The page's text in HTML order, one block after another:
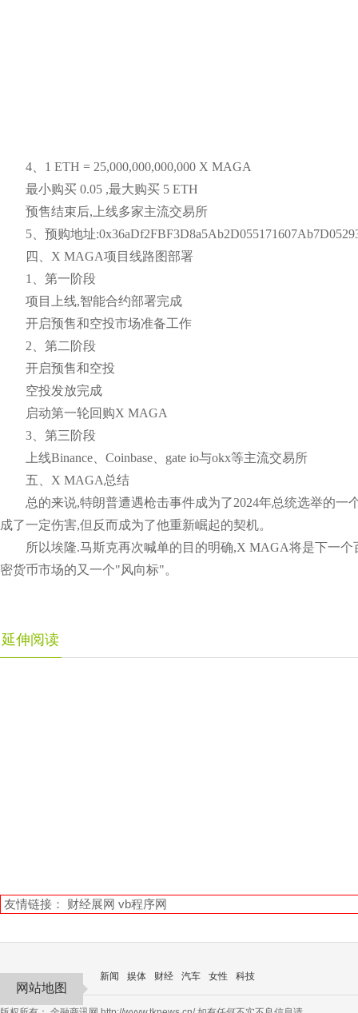
4、1 ETH = 25,000,000,000,000 X MAGA
最小购买 0.05 ,最大购买 5 ETH
预售结束后,上线多家主流交易所
5、预购地址
四、X MAGA项目线路图部署
1、第一阶段
项目上线,智能合约部署完成
开启预售和空投市场准备工作
2、第二阶段
开启预售和空投
空投发放完成
启动第一轮回购X MAGA
3、第三阶段
上线Binance、Coinbase、gate io与okx等主流交易所
五、X MAGA总结
总的来说,特朗普遭遇枪击事件成为了2024年总统选举的一
成了一定伤害,但反而成为了他重新崛起的契机。
所以埃隆.马斯克再次喊单的目的明确,X MAGA将是下一
密货币市场的又一个"风向标"。
延伸阅读
友情链接： 财经展网 vb程序网
网站地图
新闻 娱体 财经 汽车 女性 科技